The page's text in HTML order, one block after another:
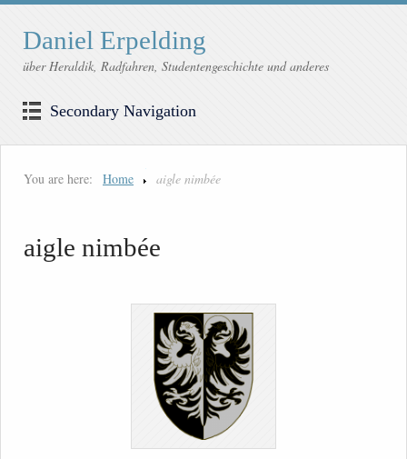
Daniel Erpelding
über Heraldik, Radfahren, Studentengeschichte und anderes
Secondary Navigation
You are here: Home aigle nimbée
aigle nimbée